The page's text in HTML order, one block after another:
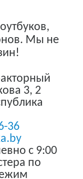
Мы не
3, 2
36
с 9:00
по